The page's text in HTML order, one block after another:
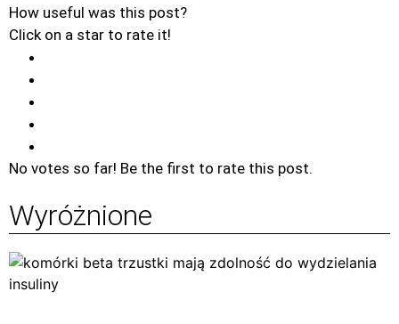
How useful was this post?
Click on a star to rate it!
No votes so far! Be the first to rate this post.
Wyróżnione